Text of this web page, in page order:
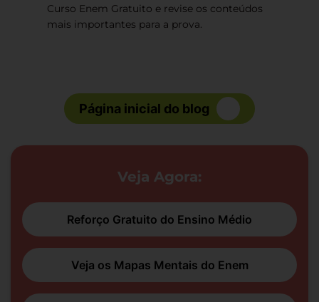
Curso Enem Gratuito e revise os conteúdos
mais importantes para a prova.
Página inicial do blog
Veja Agora:
Reforço Gratuito do Ensino Médio
Veja os Mapas Mentais do Enem